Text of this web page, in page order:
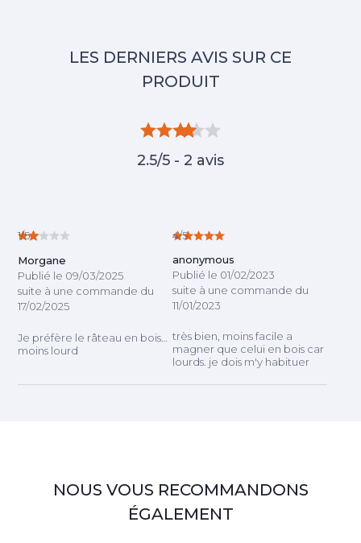
2.5/5 - 2 avis
Morgane
Publié le 09/03/2025
suite à une commande du
17/02/2025
1/5
Je préfère le râteau en bois…
moins lourd
anonymous
Publié le 01/02/2023
suite à une commande du
11/01/2023
4/5
très bien, moins facile a
magner que celui en bois car
lourds. je dois m'y habituer
NOUS VOUS RECOMMANDONS
ÉGALEMENT